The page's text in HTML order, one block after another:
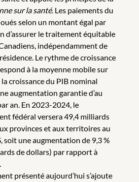
sur la santé. Les paiements du
selon un montant égal par
d’assurer le traitement équitable
indépendamment de
Le rythme de croissance
à la moyenne mobile sur
croissance du PIB nominal
augmentation garantie d’au
an. En 2023-2024, le
fédéral versera 49,4 milliards
provinces et aux territoires au
soit une augmentation de 9,3 %
de dollars) par rapport à
présenté aujourd’hui s’ajoute